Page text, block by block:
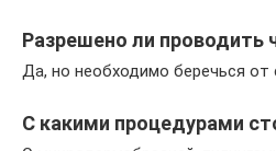
Разрешено ли проводить
Да, но необходимо беречься от
С какими процедурами